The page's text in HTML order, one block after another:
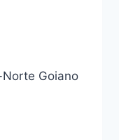
Goiano